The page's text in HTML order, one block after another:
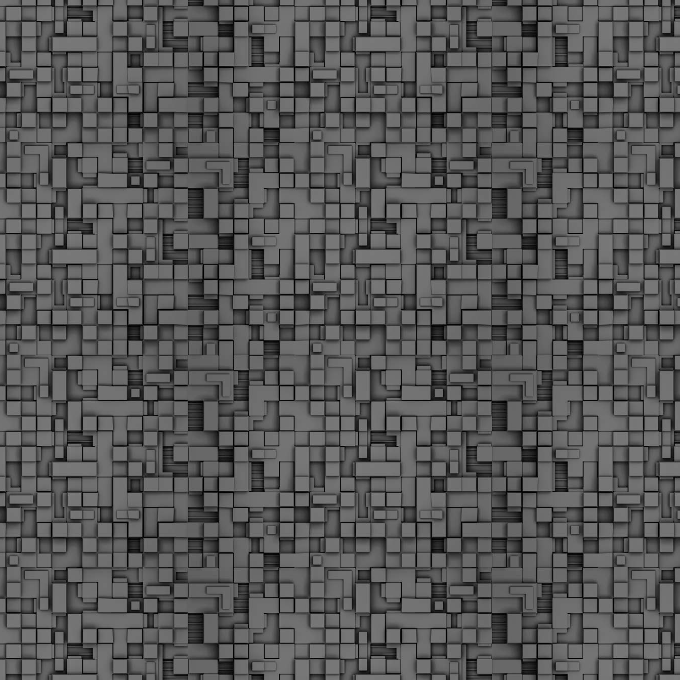
σε δήμους της χώρας. Το Dimastin, αναζητεί σχετικό
φωτογραφικό υλικό στο διαδίκτυο και σας το παρουσιάζει σε
αυτή την ανάρτηση. Επίσης, σας καλούμε, αν διαπιστώσετε ότι
μας έχουν "ξεφύγει" ορκωμοσίες, μπορείτε να στέλνετε το
φωτογραφικό τους υλικό στο dimasthes@gmail.gr ώστε να το
δημοσιεύουμε εδώ, άμεσα.
MAR
Θεσσαλονίκη: Ορκίστηκαν οι 75 νέοι δημοτικοί
αστυνομικοί – Τι τους ζήτησε ο Αγγελούδης
Ενισχύεται το έργο της δημοτικής αστυνομίας στο δήμο
Θεσσαλονίκης καθώς το πρωί της Τετάρτης 18 Μαρτίου
ορκίστηκαν οι 75 νέοι δημοτικοί αστυνομικοί.
«Με αυτούς, σε λίγους μήνες αποκτά ένα ισχυρό σώμα η
δημοτική αστυνομία. Θα είναι πιο κοντά στον πολίτη. Είχα την
ευκαιρία να είμαι σήμερα στην ορκωμοσία τους.
MAR
Ξεκίνησαν εδώ και μια εβδομάδα οι αφίξεις των
νεοπροσληφθέντων Δημοτικών Αστυνομικών στους
δήμους και οι ορκωμοσίες τους - Πλήρες
Μεγάλες μέρες ζει ο "οργανισμός" της Δημοτικής Αστυνομίας!
Να θυμίσουμε ότι κανονικές προσλήψεις στην Δημοτική
Αστυνομία έχουν να γίνουν από το 2010. Δεκαέξι ολόκληρα
χρόνια! Και βέβαια, ακόμη και με αυτές τις προσλήψεις, δεν
φτάνουμε ούτε τα 2/3 των Δημοτικών Αστυνομικών που
υπηρετούσαν το 2013 προ της κατάργησης της υπηρεσίας με
απόφαση του σημερινού πρωθυπουργού Κυριάκου Μητσοτάκη. Ας
είναι...
2
Δημοτική Αστυνομία Θεσσαλονίκης: Διμηνιαίος
απολογισμός ελέγχων τήρησης νομοθεσίας
Τον απολογισμό των δράσεων ελέγχου για τα ζώα συντροφιάς
κατά το δίμηνο Ιανουαρίου – Φεβρουαρίου 2026 παρουσιάζει η
Δημοτική Αστυνομία Θεσσαλονίκης, με στόχο την προστασία των
ζώων και την ομαλή συμβίωση στην πόλη.
FEB
18
ΣτΕ: Οριστική απόρριψη της επαναφοράς του 13ου
και 14ου μισθού για τους δημοσίους υπαλλήλους
Με την απόφαση αυτή, το ΣτΕ απορρίπτει οριστικά τις
αξιώσεις των δημοσίων υπαλλήλων για επαναφορά των
δώρων, επικυρώνοντας την τρέχουσα κατάσταση παρά τις
αντιδράσεις της ΑΔΕΔΥ
Το ΣτΕ απέρριψε οριστικά την προσφυγή της ΑΔΕΔΥ και ενός
εκπαιδευτικού για την επαναφορά των δώρων Χριστουγέννων,
Πάσχα και θερινής άδειας (13ος και 14ος μισθός) στους
εργαζόμενους του δημόσιου τομέα, κλείνοντας μια μακρά
διαμάχη δεκαετιών που αφορούσε τις μνημονιακές περικοπές.
Γνωστοποίηση έκδοσης οριστικών αποτελεσμάτων –
Παροχή οδηγιών.
► Δείτε/κατεβάστε την πολυαναμενόμενη εγκύκλιο του Υπ.
FEB
1
Με διαρροή 2 μέρες πριν την στάση εργασίας
ενημερώνει το ΣτΕ για την απόρριψη της επαναφοράς